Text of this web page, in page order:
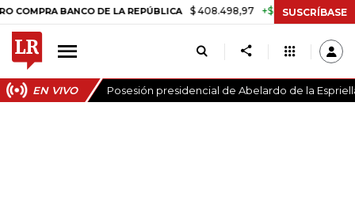
BANCO DE LA REPÚBLICA $ 408.498,97 +$ 8.753,81 +2,19% TASA
SUSCRÍBASE
EN VIVO Posesión presidencial de Abelardo de la